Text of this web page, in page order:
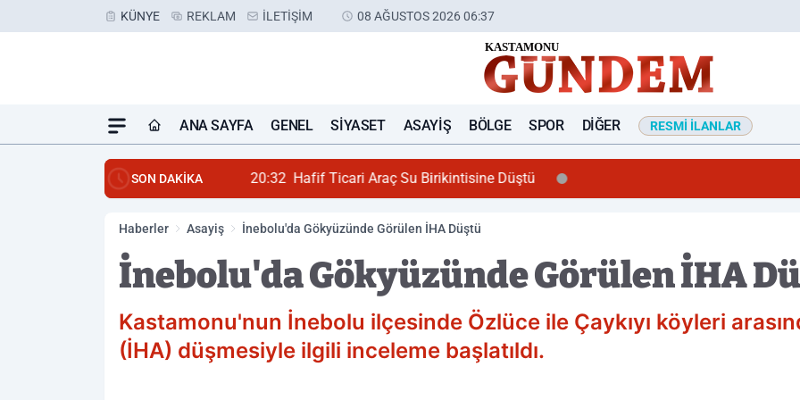
KÜNYE REKLAM İLETIŞIM 08 AĞUSTOS 2026 06:37
ANA SAYFA GENEL SIYASET ASAYIŞ BÖLGE SPOR DIĞER RESMI İLANLAR
SON DAKİKA 20:32 Hafif Ticari Araç Su Birikintisine Düştü
Haberler Asayiş İnebolu'da Gökyüzünde Görülen İHA Düştü
İnebolu'da Gökyüzünde Görülen İHA
Kastamonu'nun İnebolu ilçesinde Özlüce ile Çaykıyı köyleri
(İHA) düşmesiyle ilgili inceleme başlatıldı.